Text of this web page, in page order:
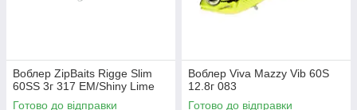
Воблер ZipBaits Rigge Slim
60SS 3г 317 EM/Shiny Lime
Готово до відправки
Воблер Viva Mazzy Vib 60S
12.8г 083
Готово до відправки